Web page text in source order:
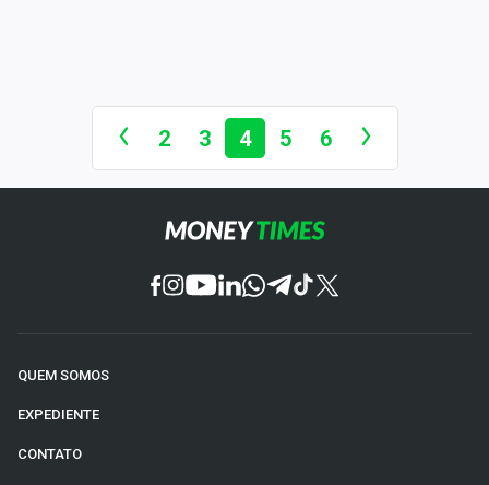
2 3 4 5 6
QUEM SOMOS
EXPEDIENTE
CONTATO